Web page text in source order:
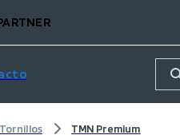
Tornillos TMN Premium